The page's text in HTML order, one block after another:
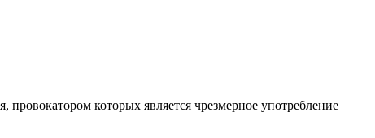
которых является чрезмерное употребление